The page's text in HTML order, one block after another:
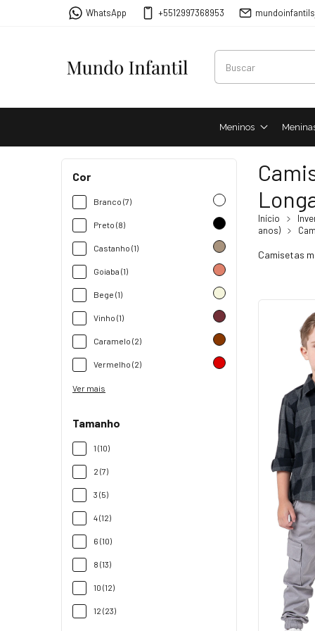
WhatsApp +5512997368953
Meninos
Cor
Branco (7)
Preto (8)
Castanho (1)
Goiaba (1)
Bege (1)
Vinho (1)
Caramelo (2)
Vermelho (2)
Ver mais
Tamanho
1 (10)
2 (7)
3 (5)
4 (12)
6 (10)
8 (13)
10 (12)
12 (23)
Início
anos)
Camisetas